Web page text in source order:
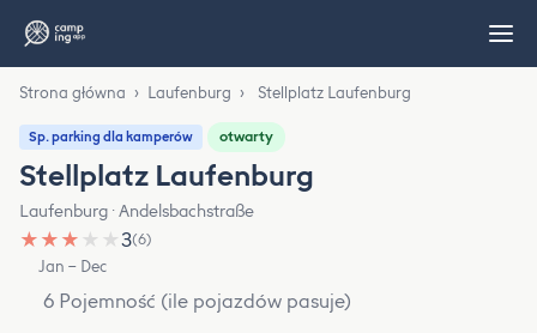
Strona główna › Laufenburg › Stellplatz Laufenburg
Sp. parking dla kamperów otwarty
Stellplatz Laufenburg
Laufenburg · Andelsbachstraße
★ ★ ★ ★ ★3(6)
Jan – Dec
6 Pojemność (ile pojazdów pasuje)